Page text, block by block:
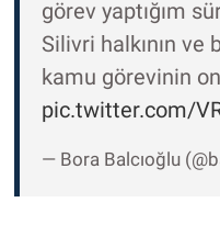
görev yaptığım
Silivri halkının
kamu görevinin
pic.twitter.com/
— Bora Balcıoğlu